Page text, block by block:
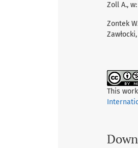
Zoll A.,
Zontek
This